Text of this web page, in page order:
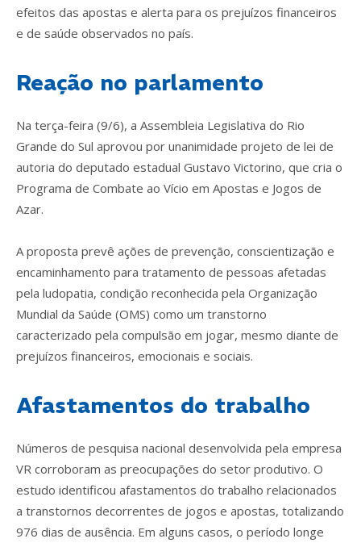
efeitos das apostas e alerta para os prejuízos financeiros
e de saúde observados no país.
Reação no parlamento
Na terça-feira (9/6), a Assembleia Legislativa do Rio
Grande do Sul aprovou por unanimidade projeto de lei de
autoria do deputado estadual Gustavo Victorino, que cria o
Programa de Combate ao Vício em Apostas e Jogos de
Azar.
A proposta prevê ações de prevenção, conscientização e
encaminhamento para tratamento de pessoas afetadas
pela ludopatia, condição reconhecida pela Organização
Mundial da Saúde (OMS) como um transtorno
caracterizado pela compulsão em jogar, mesmo diante de
prejuízos financeiros, emocionais e sociais.
Afastamentos do trabalho
Números de pesquisa nacional desenvolvida pela empresa
VR corroboram as preocupações do setor produtivo. O
estudo identificou afastamentos do trabalho relacionados
a transtornos decorrentes de jogos e apostas, totalizando
976 dias de ausência. Em alguns casos, o período longe